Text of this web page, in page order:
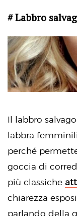
# Labbro
Il labbro
labbra
perché
goccia di
più classiche
chiarezza
parlando della